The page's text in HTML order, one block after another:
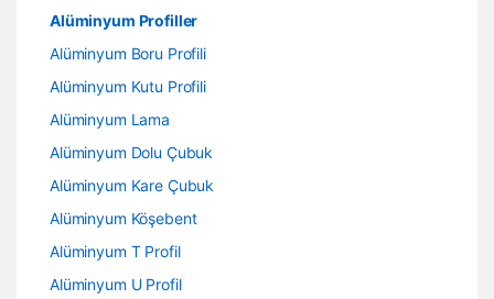
Alüminyum Profiller
Alüminyum Boru Profili
Alüminyum Kutu Profili
Alüminyum Lama
Alüminyum Dolu Çubuk
Alüminyum Kare Çubuk
Alüminyum Köşebent
Alüminyum T Profil
Alüminyum U Profil